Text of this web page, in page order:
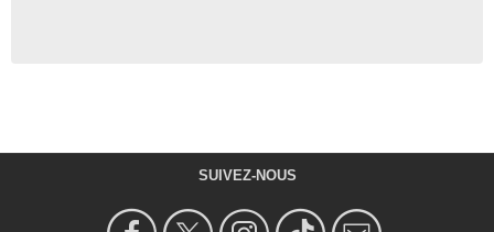
SUIVEZ-NOUS